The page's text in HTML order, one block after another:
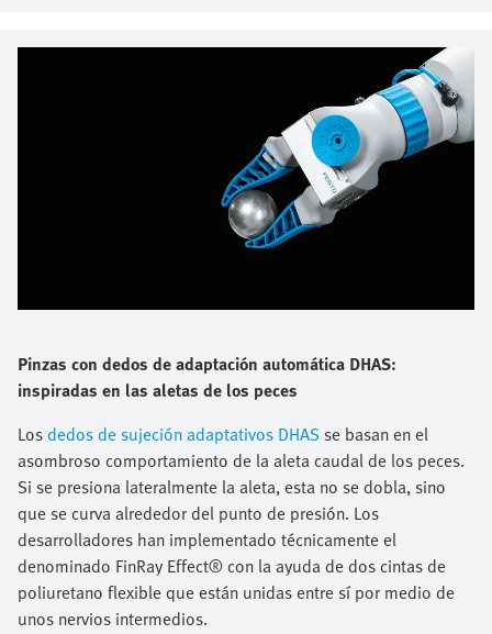
Pinzas con dedos de adaptación automática DHAS:
inspiradas en las aletas de los peces
Losdedos de sujeción adaptativos DHAS se basan en el
asombroso comportamiento de la aleta caudal de los peces.
Si se presiona lateralmente la aleta, esta no se dobla, sino
que se curva alrededor del punto de presión. Los
desarrolladores han implementado técnicamente el
denominado FinRay Effect® con la ayuda de dos cintas de
poliuretano flexible que están unidas entre sí por medio de
unos nervios intermedios.